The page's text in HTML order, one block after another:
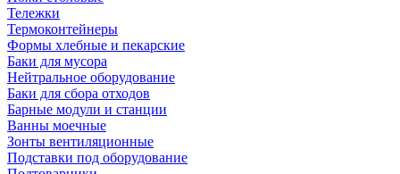
Тележки
Термоконтейнеры
Формы хлебные и пекарские
Баки для мусора
Нейтральное оборудование
Баки для сбора отходов
Барные модули и станции
Ванны моечные
Зонты вентиляционные
Подставки под оборудование